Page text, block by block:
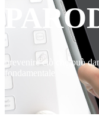
prevenire ciò che può
fondamentale